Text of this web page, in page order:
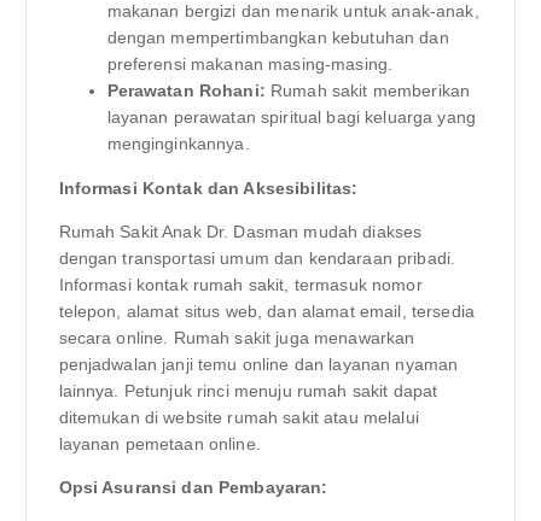
makanan bergizi dan menarik untuk anak-anak,
dengan mempertimbangkan kebutuhan dan
preferensi makanan masing-masing.
Perawatan Rohani: Rumah sakit memberikan
layanan perawatan spiritual bagi keluarga yang
menginginkannya.
Informasi Kontak dan Aksesibilitas:
Rumah Sakit Anak Dr. Dasman mudah diakses
dengan transportasi umum dan kendaraan pribadi.
Informasi kontak rumah sakit, termasuk nomor
telepon, alamat situs web, dan alamat email, tersedia
secara online. Rumah sakit juga menawarkan
penjadwalan janji temu online dan layanan nyaman
lainnya. Petunjuk rinci menuju rumah sakit dapat
ditemukan di website rumah sakit atau melalui
layanan pemetaan online.
Opsi Asuransi dan Pembayaran: